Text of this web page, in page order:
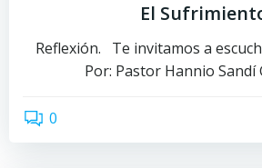
El
Reflexión. Te invitamos a
Por: Pastor Hannio Sandí
0